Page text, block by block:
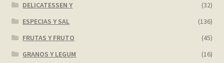
DELICATESSEN Y
(32)
ESPECIAS Y SAL
(136)
FRUTAS Y FRUTO
(45)
GRANOS Y LEGUM
(16)